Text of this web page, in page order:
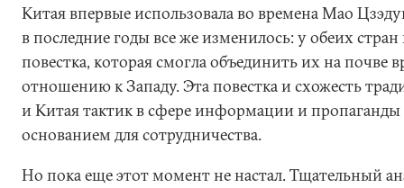
Китая впервые использовала во времена Мао
в последние годы все же изменилось: у обеих стран
повестка, которая смогла объединить их на почве
отношению к Западу. Эта повестка и схожесть
и Китая тактик в сфере информации и пропаганды
основанием для сотрудничества.
Но пока еще этот момент не настал. Тщательный